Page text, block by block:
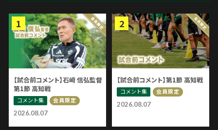
2026.08.07
【試合前コメント】石﨑 信弘監督
第1節 高知戦
コメント集 会員限定
2026.08.07
【試合前コメント】第1節 高知戦
コメント集 会員限定